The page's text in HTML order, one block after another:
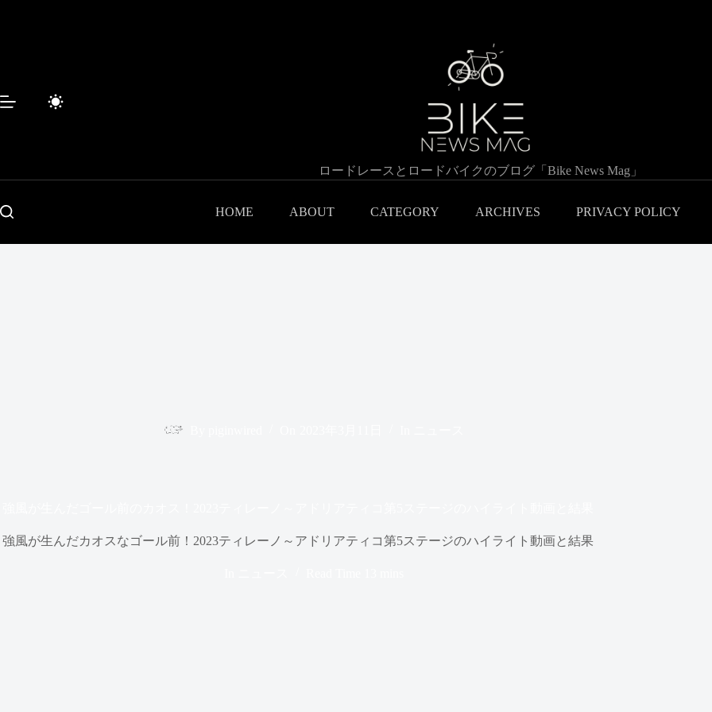
ス
ロードレースとロードバイクのブログ「Bike News Mag」
HOME ABOUT CATEGORY ARCHIVES PRIVACY POLICY
強風が生んだカオスなゴール前！2023ティレーノ～アドリアティコ第5ステージのハイライト動画と結果